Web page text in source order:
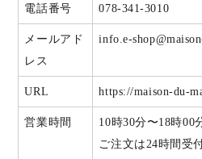
電話番号 078-341-3010
メールアド
レス
info.e-
URL https://maison-du-
営業時間
10時30分〜18時00
ご注文は24時間受